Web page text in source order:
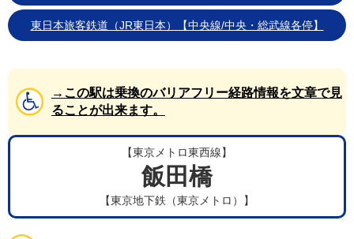
東日本旅客鉄道（JR東日本）【中央線/中央・総武線各停】
→この駅は乗換のバリアフリー経路情報を文章で見
ることが出来ます。
【東京メトロ東西線】
飯田橋
【東京地下鉄（東京メトロ）】